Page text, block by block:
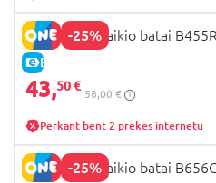
-25%
E-KAINA
GEOX laisvalaikio batai
43,50 €
58,00 €
Perkant bent 2 prekes internetu
-25%
GEOX laisvalaikio batai